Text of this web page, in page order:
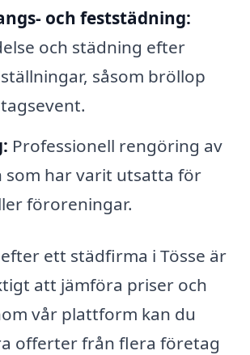
och feststädning:
och städning efter
såsom bröllop
Professionell rengöring av
som har varit utsatta för
föroreningar.
ett städfirma i Tösse är
att jämföra priser och
vår plattform kan du
offerter från flera företag